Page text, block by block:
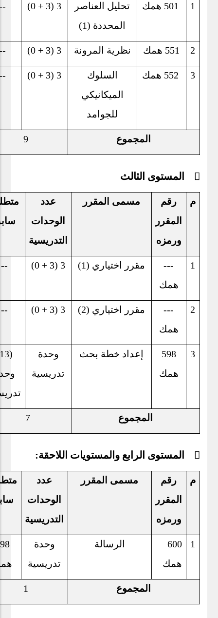
1
501 همك
تحليل العناصر
المحددة (1)
3 (3 + 0)
2
551 همك نظرية المرونة 3 (3 + 0)
3
552 همك
السلوك
الميكانيكي
للجوامد
3 (3 + 0)
المجموع 9
 المستوى الثالث
م
رقم
المقرر
ورمزه
مسمى المقرر
عدد
الوحدات
التدريسية
1
---
همك
مقرر اختياري (1) 3 (3 + 0)
--
2
---
همك
مقرر اختياري (2) 3 (3 + 0)
--
3
598
همك
إعداد خطة بحث
وحدة
تدريسية
المجموع 7
 المستوى الرابع والمستويات اللاحقة:
م
رقم
المقرر
ورمزه
مسمى المقرر
عدد
الوحدات
التدريسية
1
600
همك
الرسالة
وحدة
تدريسية
المجموع 1